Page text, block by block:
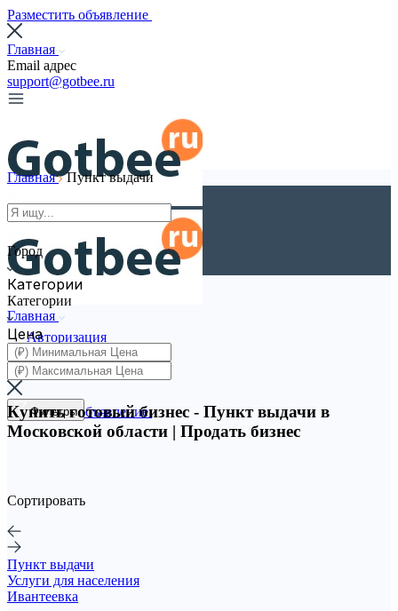
Разместить объявление
Главная
Email адрес
support@gotbee.ru
Главная
Авторизация
Регистрация
Разместить объявление
Главная Пункт выдачи
Город
Категории
Категории
Цена
Фильтры
Купить готовый бизнес - Пункт выдачи в
Московской области | Продать бизнес
Сортировать
Пункт выдачи
Услуги для населения
Ивантеевка